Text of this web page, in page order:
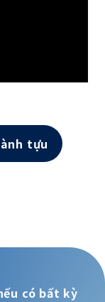
tựu
có bất kỳ